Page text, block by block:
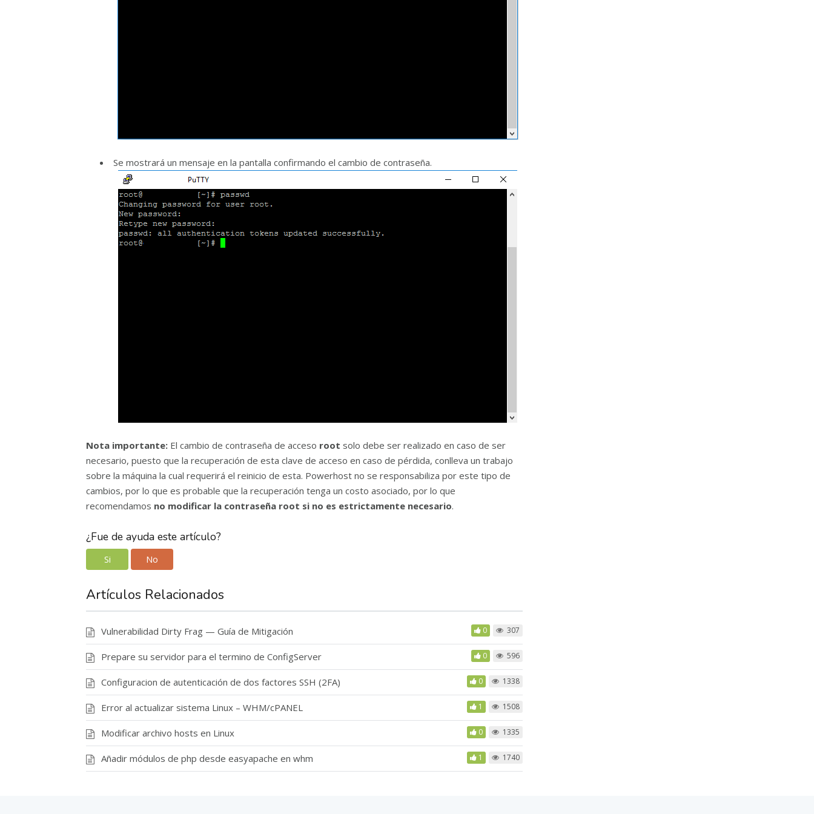
Se mostrará un mensaje en la pantalla confirmando el cambio de contraseña.
Nota importante: El cambio de contraseña de acceso root solo debe ser realizado en caso de ser
necesario, puesto que la recuperación de esta clave de acceso en caso de pérdida, conlleva un trabajo
sobre la máquina la cual requerirá el reinicio de esta. Powerhost no se responsabiliza por este tipo de
cambios, por lo que es probable que la recuperación tenga un costo asociado, por lo que
recomendamos no modificar la contraseña root si no es estrictamente necesario.
¿Fue de ayuda este artículo?
Si No
Artículos Relacionados
Vulnerabilidad Dirty Frag — Guía de Mitigación 0 307
Prepare su servidor para el termino de ConfigServer 0 596
Configuracion de autenticación de dos factores SSH (2FA) 0 1338
Error al actualizar sistema Linux – WHM/cPANEL 1 1508
Modificar archivo hosts en Linux 0 1335
Añadir módulos de php desde easyapache en whm 1 1740